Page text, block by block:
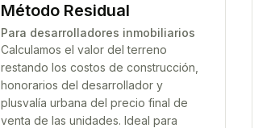
Método Residual
Para desarrolladores inmobiliarios
Calculamos el valor del terreno
restando los costos de construcción,
honorarios del desarrollador y
plusvalía urbana del precio final de
venta de las unidades. Ideal para